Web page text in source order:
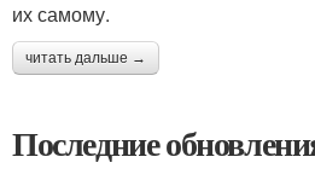
их самому.
читать дальше →
Последние